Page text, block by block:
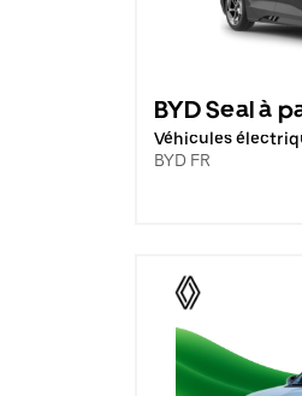
BYD Seal à
Véhicules
BYD FR